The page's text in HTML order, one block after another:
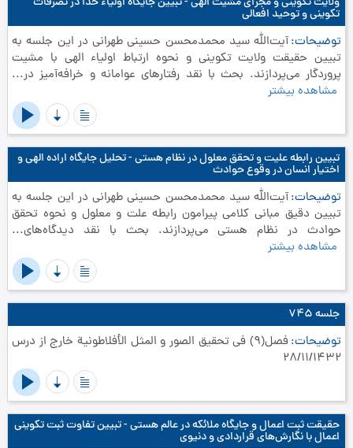
تکوینی و توحید افعالی
توضیحات آیت‌الله سید محمدمحسن حسینی طهرانی در این جلسه به
تبیین حقیقت ولایت تکوینی و نحوه ارتباط اولیاء الهی با مشیت
پروردگار می‌پردازند. بحث با نقد رفتارهای عوامانه و خرافه‌آمیز در...
مشاهده بیشتر
تبیین رابطه علیت و تحقق معلول در نظام هستی - تحلیل جایگاه اراده الهی و
اختیار انسان در وقوع حوادث
توضیحات آیت‌الله سید محمدمحسن حسینی طهرانی در این جلسه به
تبیین دقیق مبانی کلامی پیرامون رابطه علت و معلول و نحوه تحقق
حوادث در نظام هستی می‌پردازند. بحث با نقد دیدگاه‌های...
مشاهده بیشتر
جلسه ۷۴۵
توضیحات
فصل(9) في تحقيق الصور و المثل الأفلاطونية خارج از درس
28/11/1432
حقیقت ثبت اعمال و جایگاه ملائکه در عالم هستی - تبیین تفاوت ثبت تکوینی
اعمال با نگارش‌های قراردادی و دنیوی